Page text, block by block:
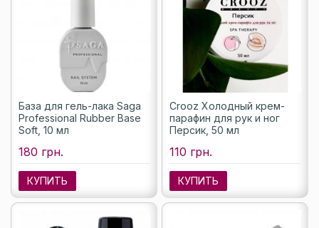
База для гель-лака Saga
Professional Rubber Base
Soft, 10 мл
180 грн.
КУПИТЬ
Crooz Холодный крем-
парафин для рук и ног
Персик, 50 мл
110 грн.
КУПИТЬ